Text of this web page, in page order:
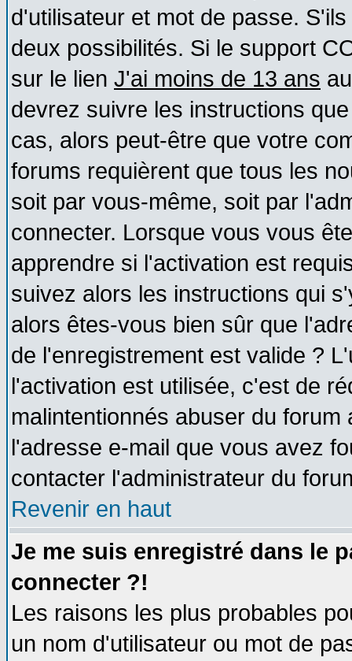
d'utilisateur et mot de passe.
deux possibilités. Si le support
sur le lien J'ai moins de 13 ans
devrez suivre les instructions
cas, alors peut-être que votre
forums requièrent que tous les
soit par vous-même, soit par
connecter. Lorsque vous vous
apprendre si l'activation est
suivez alors les instructions qui
alors êtes-vous bien sûr que
de l'enregistrement est valide ?
l'activation est utilisée, c'est de
malintentionnés abuser du
l'adresse e-mail que vous avez
contacter l'administrateur du
Revenir en haut
Je me suis enregistré dans le
connecter ?!
Les raisons les plus probables
un nom d'utilisateur ou mot de